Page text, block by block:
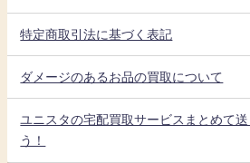
特定商取引法に基づく表記
ダメージのあるお品の買取について
ユニスタの宅配買取サービスまとめて
う！